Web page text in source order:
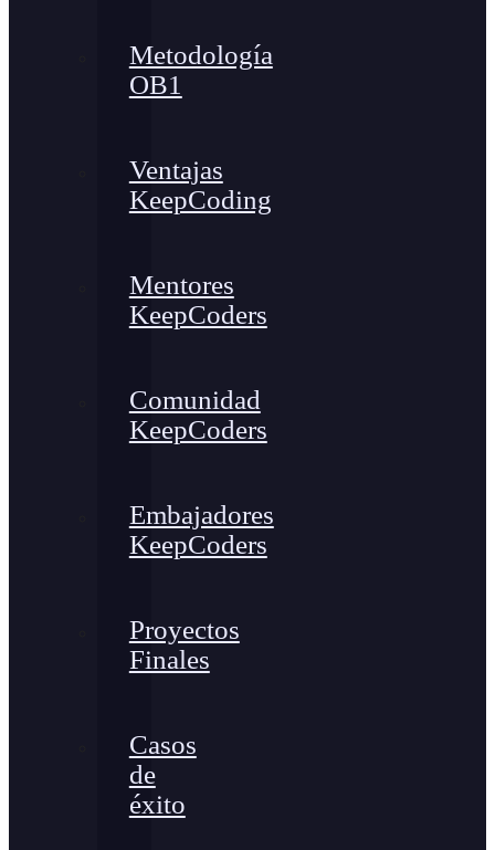
Metodología
OB1
Ventajas
KeepCoding
Mentores
KeepCoders
Comunidad
KeepCoders
Embajadores
KeepCoders
Proyectos
Finales
Casos
de
éxito